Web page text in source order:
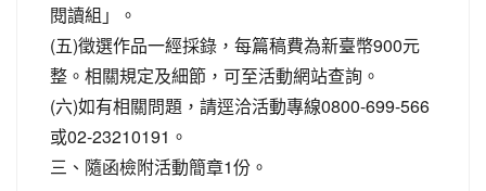
閱讀組」。
(五)徵選作品一經採錄，每篇稿費為新臺幣900元
整。相關規定及細節，可至活動網站查詢。
(六)如有相關問題，請逕洽活動專線0800-699-566
或02-23210191。
三、隨函檢附活動簡章1份。